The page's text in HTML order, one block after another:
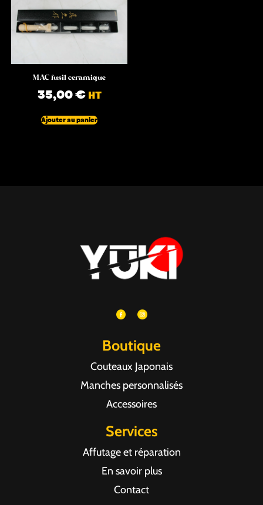
MAC fusil ceramique
35,00€ HT
Ajouter au panier
Boutique
Couteaux Japonais
Manches personnalisés
Accessoires
Services
Affutage et réparation
En savoir plus
Contact